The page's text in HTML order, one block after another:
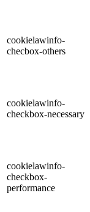
cookielawinfo-
checbox-others
cookielawinfo-
checkbox-necessary
cookielawinfo-
checkbox-
performance